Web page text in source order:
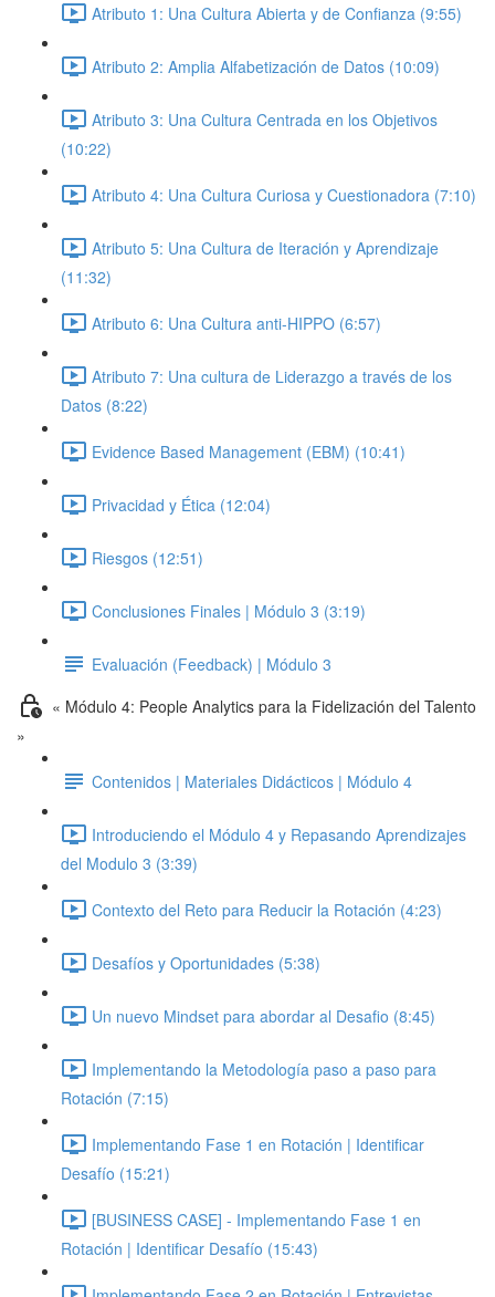
Atributo 1: Una Cultura Abierta y de Confianza (9:55)
Atributo 2: Amplia Alfabetización de Datos (10:09)
Atributo 3: Una Cultura Centrada en los Objetivos
(10:22)
Atributo 4: Una Cultura Curiosa y Cuestionadora (7:10)
Atributo 5: Una Cultura de Iteración y Aprendizaje
(11:32)
Atributo 6: Una Cultura anti-HIPPO (6:57)
Atributo 7: Una cultura de Liderazgo a través de los
Datos (8:22)
Evidence Based Management (EBM) (10:41)
Privacidad y Ética (12:04)
Riesgos (12:51)
Conclusiones Finales | Módulo 3 (3:19)
Evaluación (Feedback) | Módulo 3
« Módulo 4: People Analytics para la Fidelización del Talento
»
Contenidos | Materiales Didácticos | Módulo 4
Introduciendo el Módulo 4 y Repasando Aprendizajes
del Modulo 3 (3:39)
Contexto del Reto para Reducir la Rotación (4:23)
Desafíos y Oportunidades (5:38)
Un nuevo Mindset para abordar al Desafio (8:45)
Implementando la Metodología paso a paso para
Rotación (7:15)
Implementando Fase 1 en Rotación | Identificar
Desafío (15:21)
[BUSINESS CASE] - Implementando Fase 1 en
Rotación | Identificar Desafío (15:43)